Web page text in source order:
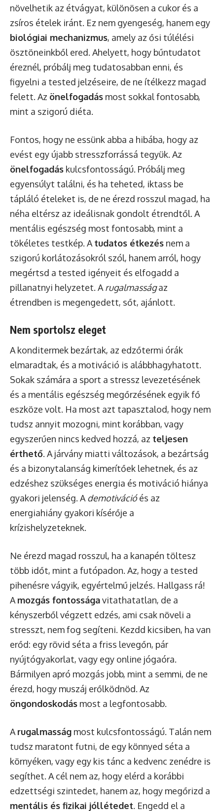
növelhetik az étvágyat, különösen a cukor és a
zsíros ételek iránt. Ez nem gyengeség, hanem egy
biológiai mechanizmus, amely az ősi túlélési
ösztöneinkből ered. Ahelyett, hogy bűntudatot
éreznél, próbálj meg tudatosabban enni, és
figyelni a tested jelzéseire, de ne ítélkezz magad
felett. Az önelfogadás most sokkal fontosabb,
mint a szigorú diéta.
Fontos, hogy ne essünk abba a hibába, hogy az
evést egy újabb stresszforrássá tegyük. Az
önelfogadás kulcsfontosságú. Próbálj meg
egyensúlyt találni, és ha teheted, iktass be
tápláló ételeket is, de ne érezd rosszul magad, ha
néha eltérsz az ideálisnak gondolt étrendtől. A
mentális egészség most fontosabb, mint a
tökéletes testkép. A tudatos étkezés nem a
szigorú korlátozásokról szól, hanem arról, hogy
megértsd a tested igényeit és elfogadd a
pillanatnyi helyzetet. A rugalmasságaz
étrendben is megengedett, sőt, ajánlott.
Nem sportolsz eleget
A konditermek bezártak, az edzőtermi órák
elmaradtak, és a motiváció is alábbhagyhatott.
Sokak számára a sport a stressz levezetésének
és a mentális egészség megőrzésének egyik fő
eszköze volt. Ha most azt tapasztalod, hogy nem
tudsz annyit mozogni, mint korábban, vagy
egyszerűen nincs kedved hozzá, az teljesen
érthető. A járvány miatti változások, a bezártság
és a bizonytalanság kimerítőek lehetnek, és az
edzéshez szükséges energia és motiváció hiánya
gyakori jelenség. A demotivációés az
energiahiány gyakori kísérője a
krízishelyzeteknek.
Ne érezd magad rosszul, ha a kanapén töltesz
több időt, mint a futópadon. Az, hogy a tested
pihenésre vágyik, egyértelmű jelzés. Hallgass rá!
A mozgás fontosságavitathatatlan, de a
kényszerből végzett edzés, ami csak növeli a
stresszt, nem fog segíteni. Kezdd kicsiben, ha van
erőd: egy rövid séta a friss levegőn, pár
nyújtógyakorlat, vagy egy online jógaóra.
Bármilyen apró mozgás jobb, mint a semmi, de ne
érezd, hogy muszáj erőlködnöd. Az
öngondoskodás most a legfontosabb.
A rugalmasság most kulcsfontosságú. Talán nem
tudsz maratont futni, de egy könnyed séta a
környéken, vagy egy kis tánc a kedvenc zenédre is
segíthet. A cél nem az, hogy elérd a korábbi
edzettségi szintedet, hanem az, hogy megőrizd a
mentális és fizikai jóllétedet. Engedd el a